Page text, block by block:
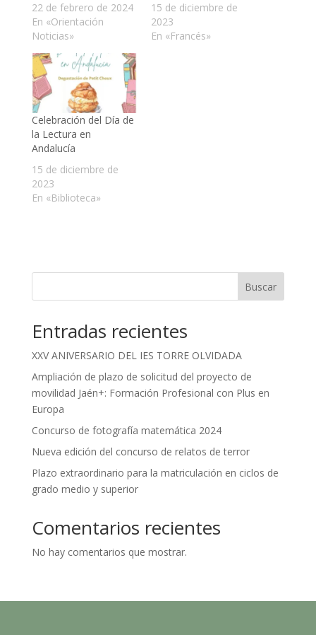
22 de febrero de 2024
En «Orientación
Noticias»
15 de diciembre de
2023
En «Francés»
Celebración del Día de
la Lectura en
Andalucía
15 de diciembre de
2023
En «Biblioteca»
Buscar
Entradas recientes
XXV ANIVERSARIO DEL IES TORRE OLVIDADA
Ampliación de plazo de solicitud del proyecto de
movilidad Jaén+: Formación Profesional con Plus en
Europa
Concurso de fotografía matemática 2024
Nueva edición del concurso de relatos de terror
Plazo extraordinario para la matriculación en ciclos de
grado medio y superior
Comentarios recientes
No hay comentarios que mostrar.